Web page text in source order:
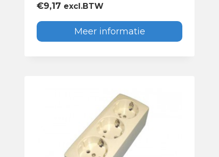
€9,17 excl.BTW
Meer informatie